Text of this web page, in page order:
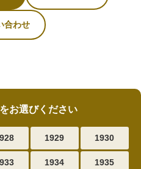
合わせ
お選びください
1929 1930
1934 1935